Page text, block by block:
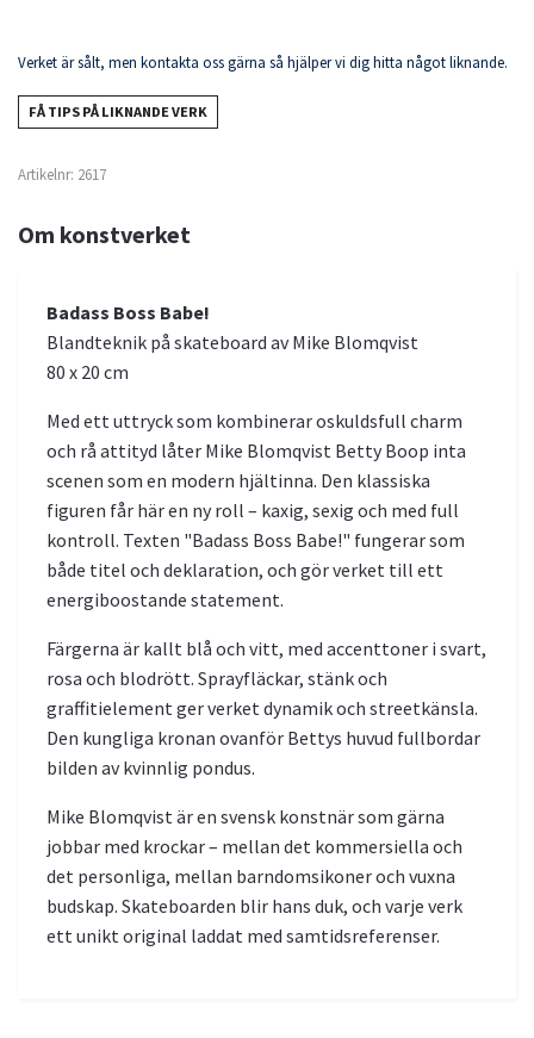
Verket är sålt, men kontakta oss gärna så hjälper vi dig hitta något liknande.
FÅ TIPS PÅ LIKNANDE VERK
Artikelnr: 2617
Om konstverket
Badass Boss Babe!
Blandteknik på skateboard av Mike Blomqvist
80 x 20 cm
Med ett uttryck som kombinerar oskuldsfull charm
och rå attityd låter Mike Blomqvist Betty Boop inta
scenen som en modern hjältinna. Den klassiska
figuren får här en ny roll – kaxig, sexig och med full
kontroll. Texten "Badass Boss Babe!" fungerar som
både titel och deklaration, och gör verket till ett
energiboostande statement.
Färgerna är kallt blå och vitt, med accenttoner i svart,
rosa och blodrött. Sprayfläckar, stänk och
graffitielement ger verket dynamik och streetkänsla.
Den kungliga kronan ovanför Bettys huvud fullbordar
bilden av kvinnlig pondus.
Mike Blomqvist är en svensk konstnär som gärna
jobbar med krockar – mellan det kommersiella och
det personliga, mellan barndomsikoner och vuxna
budskap. Skateboarden blir hans duk, och varje verk
ett unikt original laddat med samtidsreferenser.